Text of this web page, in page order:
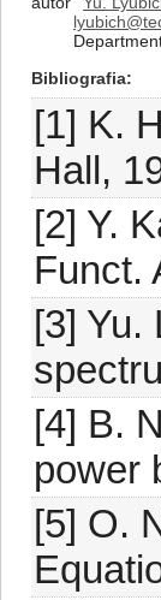
Bibliografia
[1] K.
Hall,
[2] Y.
Funct.
[3] Yu.
[4] B.
power
[5] O.